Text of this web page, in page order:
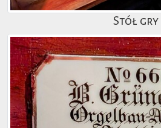
Stół gry